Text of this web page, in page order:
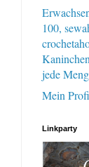
100,
jede
Mein
Linkparty